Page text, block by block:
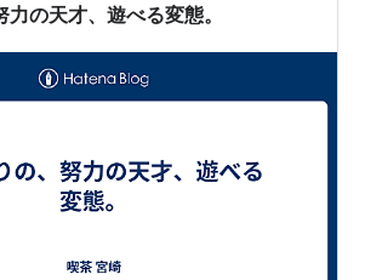
の天才、遊べる変態。